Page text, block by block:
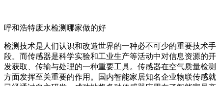
呼和浩特废水检测哪家做的好
检测技术是人们认识和改造世界的一种必不可少的重要技术手
段。而传感器是科学实验和工业生产等活动中对信息资源的开
发获取、传输与处理的一种重要工具。传感器在空气质量检测
方面发挥至关重要的作用。国内智能家居知名企业物联传感就